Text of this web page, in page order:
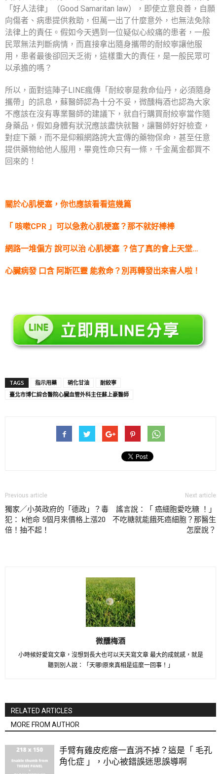
「好人法律」（Good Samaritan law），即使立意良善，自願
向傷者、病患提供救助，但萬一出了什麼意外，也無法免除
法律上的責任。假如今天遇到一位疑似心絞痛的患者，一般
民眾無法判斷病情，而直接拿出隨身攜帶的耐絞寧讓他服
用，患者最後卻回天乏術，這樣重大的責任，是一般民眾可
以承擔的嗎？
所以，面對這陣子LINE瘋傳「耐絞寧是救命仙丹，必須隨身
攜帶」的訊息，蘇醫師認為十分不妥，微醺梅酒也認為大家
不應該在沒有專業醫師的建議下，就自行購買耐絞寧當作隨
身藥品，假如身體有狀況應該盡快就醫，讓醫師好好檢查，
對症下藥，而不是仰賴網路誇大宣傳的藥物保命，甚至任意
提供藥物給他人服用，畢竟性命只有一條，千金萬金都買不
回來的！
關於心肌梗塞，你也應該看看這幾篇
「 咳嗽CPR 」可以急救心肌梗塞？那不就好棒棒
網路一堆偏方 說可以治 心肌梗塞 ？信了真的會上天堂…
心臟病發 口含 阿斯匹靈 能救命？別再轉發出來害人啦！
TAGS 指示用藥 硝化甘油
耐絞寧
臺北市博仁綜合醫院心臟血管外科主任蘇上豪醫師
Previous article
獨家／小英政府的「德政」？毒
犯： k他命 5個月來價格上漲20
倍！抽不起！
Next article
謠言說：「 癌細胞愛吃糖 ！」
不吃糖就能餓死癌細胞？那醫生
怎麼說？
微醺梅酒
小時候好愛寫文章，沒想到長大也可以天天寫文章 最大的成就感，就是
聽到別人說：「天哪!原來真相是這麼一回事！」
RELATED ARTICLES
MORE FROM AUTHOR
手臂有雞皮疙瘩一直消不掉？這是「 毛孔
角化症 」，小心被錯誤迷思誤導啊